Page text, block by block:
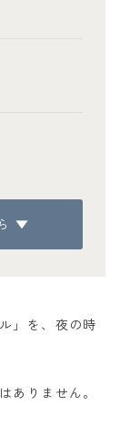
▼
」を、夜の時
ありません。